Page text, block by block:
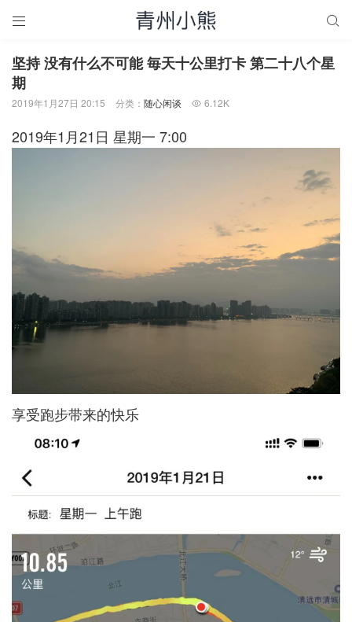
 
坚持 没有什么不可能 毎天十公里打卡 第二十八个星
期
2019年1月27日 20:15 分类： 随心闲谈  6.12K
2019年1月21日 星期一 7:00
享受跑步带来的快乐